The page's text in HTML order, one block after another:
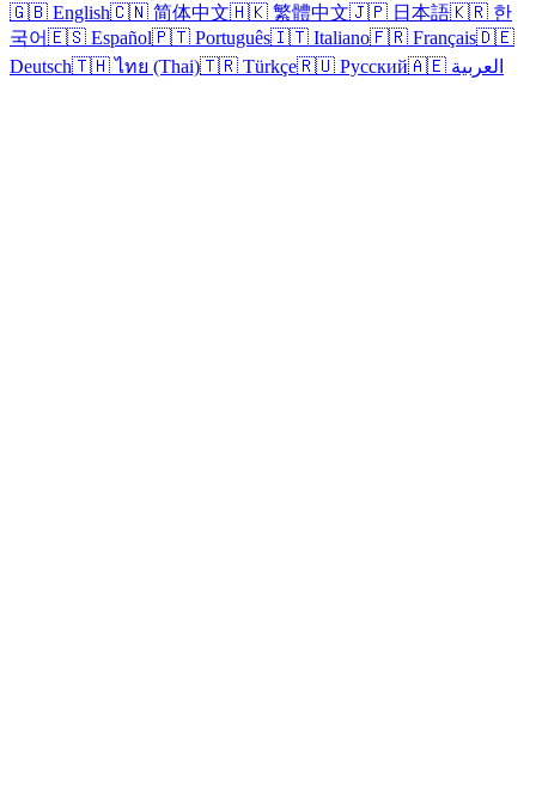
🇬🇧 English🇨🇳 简体中文🇭🇰 繁體中文🇯🇵 日本語🇰🇷 한
국어🇪🇸 Español🇵🇹 Português🇮🇹 Italiano🇫🇷 Français🇩🇪
Deutsch🇹🇭 ไทย (Thai)🇹🇷 Türkçe🇷🇺 Русский 🇦🇪 العربية